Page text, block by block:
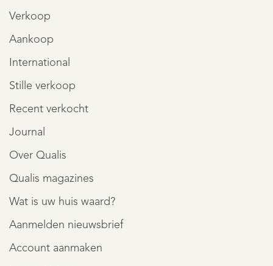
Verkoop
Aankoop
International
Stille verkoop
Recent verkocht
Journal
Over Qualis
Qualis magazines
Wat is uw huis waard?
Aanmelden nieuwsbrief
Account aanmaken